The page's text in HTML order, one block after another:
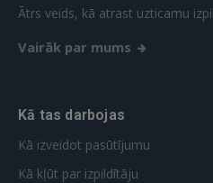
Ātrs veids, kā atrast uzticamu
Vairāk par mums
Kā tas darbojas
Kā izveidot pasūtījumu
Kā kļūt par izpildītāju